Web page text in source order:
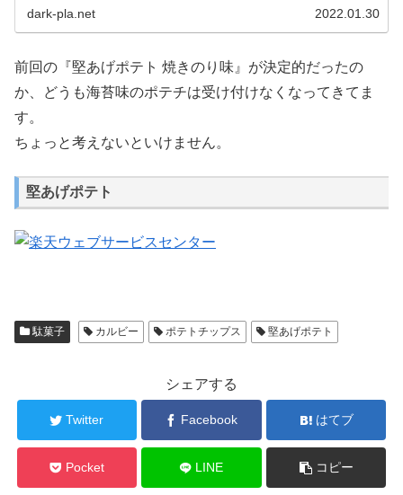
dark-pla.net 2022.01.30
前回の『堅あげポテト 焼きのり味』が決定的だったの
か、どうも海苔味のポテチは受け付けなくなってきてま
す。
ちょっと考えないといけません。
堅あげポテト
駄菓子 カルビー ポテトチップス 堅あげポテト
シェアする
Twitter Facebook はてブ
Pocket LINE コピー